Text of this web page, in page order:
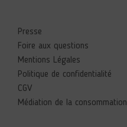
Presse
Foire aux questions
Mentions Légales
Politique de confidentialité
CGV
Médiation de la consommation